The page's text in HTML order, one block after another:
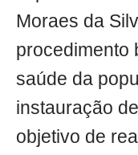
Moraes da
procedimento
saúde da
instauração
objetivo de